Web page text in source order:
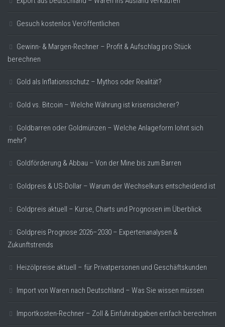
Gesuch kostenlos Veröffentlichen
Gewinn- & Margen-Rechner – Profit & Aufschlag pro Stück
berechnen
Gold als Inflationsschutz – Mythos oder Realität?
Gold vs. Bitcoin – Welche Währung ist krisensicherer?
Goldbarren oder Goldmünzen – Welche Anlageform lohnt sich
mehr?
Goldförderung & Abbau – Von der Mine bis zum Barren
Goldpreis & US-Dollar – Warum der Wechselkurs entscheidend ist
Goldpreis aktuell – Kurse, Charts und Prognosen im Überblick
Goldpreis Prognose 2026–2030 – Expertenanalysen &
Zukunftstrends
Heizölpreise aktuell – für Privatpersonen und Geschäftskunden
Import von Waren nach Deutschland – Was Sie wissen müssen
Importkosten-Rechner – Zoll & Einfuhrabgaben einfach berechnen